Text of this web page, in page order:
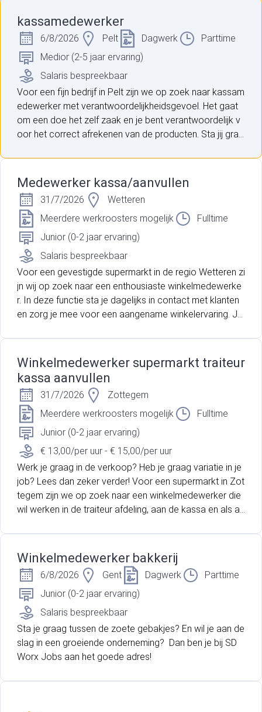
kassamedewerker
6/8/2026 Pelt Dagwerk
Parttime
Medior (2-5 jaar ervaring)
Salaris bespreekbaar
Voor een fijn bedrijf in Pelt zijn we op zoek naar kassam
edewerker met verantwoordelijkheidsgevoel. Het gaat
om een doe het zelf zaak en je bent verantwoordelijk v
oor het correct afrekenen van de producten. Sta jij graa
hebben we de uitdaging voor jou!
Medewerker kassa/aanvullen
31/7/2026
Wetteren
Meerdere werkroosters mogelijk
Fulltime
Junior (0-2 jaar ervaring)
Salaris bespreekbaar
Voor een gevestigde supermarkt in de regio Wetteren zi
jn wij op zoek naar een enthousiaste winkelmedewerke
r. In deze functie sta je dagelijks in contact met klanten
en zorg je mee voor een aangename winkelervaring. Je
beantwoordt vragen op een vriendelijke en professionel
e manier. Dankzij jouw inzet blijft de winkel netjes, overzi
chtelijk en aantrekkelijk voor elke bezoeker.
Winkelmedewerker supermarkt traiteur
kassa aanvullen
31/7/2026
Zottegem
Meerdere werkroosters mogelijk
Fulltime
Junior (0-2 jaar ervaring)
€ 13,00/per uur - € 15,00/per uur
Werk je graag in de verkoop? Heb je graag variatie in je
job? Lees dan zeker verder! Voor een supermarkt in Zot
tegem zijn we op zoek naar een winkelmedewerker die
wil werken in de traiteur afdeling, aan de kassa en als aa
Winkelmedewerker bakkerij
6/8/2026 Gent Dagwerk
Parttime
Junior (0-2 jaar ervaring)
Salaris bespreekbaar
Sta je graag tussen de zoete gebakjes? En wil je aan de
slag in een groeiende onderneming? Dan ben je bij SD
Worx Jobs aan het goede adres!